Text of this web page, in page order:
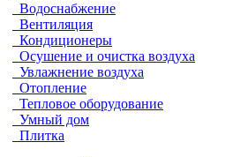
Водоснабжение
Вентиляция
Кондиционеры
Осушение и очистка воздуха
Увлажнение воздуха
Отопление
Тепловое оборудование
Умный дом
Плитка